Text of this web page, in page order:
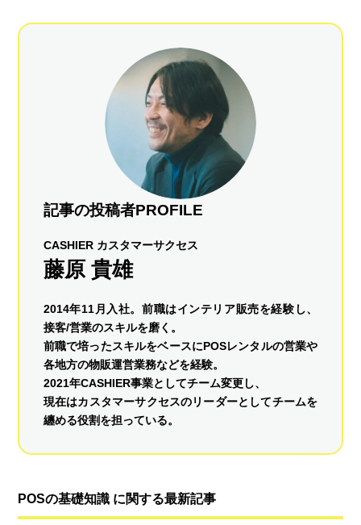
記事の投稿者PROFILE
CASHIER カスタマーサクセス
藤原 貴雄
2014年11月入社。前職はインテリア販売を経験し、
接客/営業のスキルを磨く。
前職で培ったスキルをベースにPOSレンタルの営業や
各地方の物販運営業務などを経験。
2021年CASHIER事業としてチーム変更し、
現在はカスタマーサクセスのリーダーとしてチームを
纏める役割を担っている。
POSの基礎知識 に関する最新記事